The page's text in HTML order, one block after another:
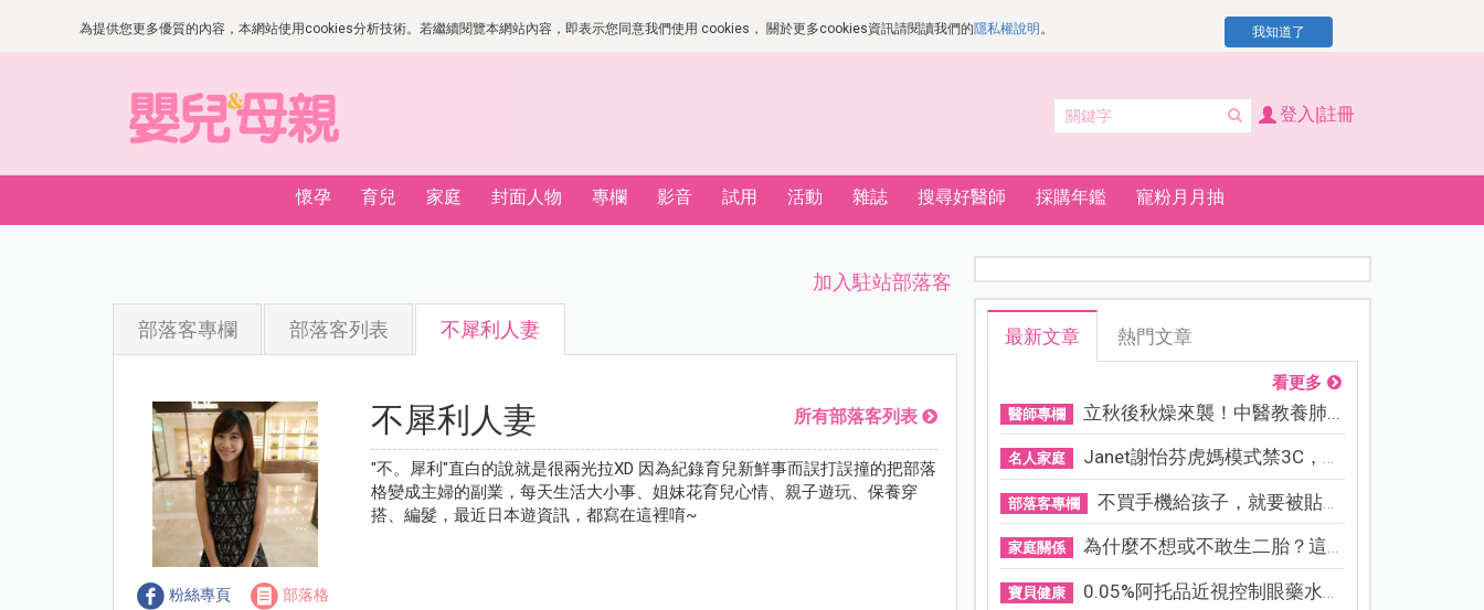
為提供您更多優質的內容，本網站使用cookies分析技術。若繼續閱覽本網站內容，即表示您同意我們使用 cookies， 關於更多cookies資訊請閱讀我們的隱私權說明 。 我知道了
登入|註冊
懷孕 育兒 家庭 封面人物 專欄 影音 試用 活動 雜誌 搜尋好醫師 採購年鑑 寵粉月月抽
加入駐站部落客
部落客專欄 部落客列表 不犀利人妻
粉絲專頁 部落格
不犀利人妻 所有部落客列表
"不。犀利"直白的說就是很兩光拉XD 因為紀錄育兒新鮮事而誤打誤撞的把部落
格變成主婦的副業，每天生活大小事、姐妹花育兒心情、親子遊玩、保養穿
搭、編髮，最近日本遊資訊，都寫在這裡唷~
最新文章 熱門文章
看更多
醫師專欄 立秋後秋燥來襲！中醫教養肺...
名人家庭 Janet謝怡芬虎媽模式禁3C，看...
部落客專欄 不買手機給孩子，就要被貼「...
家庭關係 為什麼不想或不敢生二胎？這8...
寶貝健康 0.05%阿托品近視控制眼藥水納...